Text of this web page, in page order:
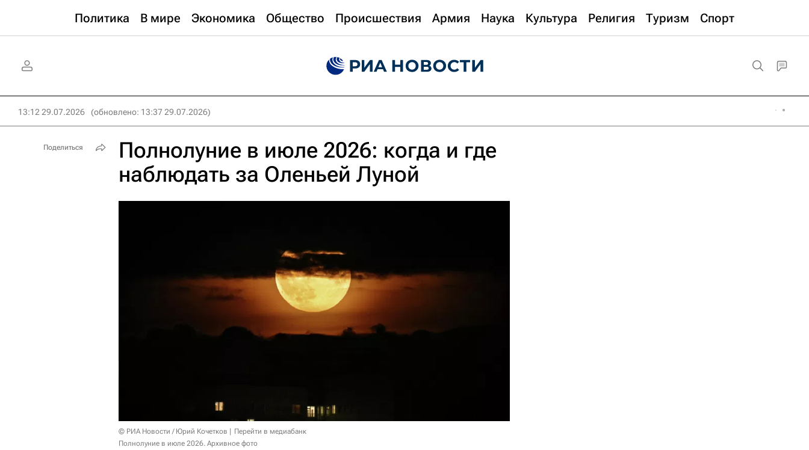
Политика В мире Экономика Общество Происшествия Армия Наука Культура Религия Туризм Спорт
13:12 29.07.2026 (обновлено: 13:37 29.07.2026)
Полнолуние в июле 2026: когда и где
наблюдать за Оленьей Луной
© РИА Новости / Юрий Кочетков
Перейти в медиабанк
Полнолуние в июле 2026. Архивное фото
Поделиться